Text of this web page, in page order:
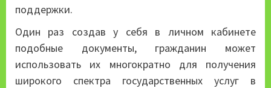
поддержки.
Один раз создав у себя в личном кабинете
подобные документы, гражданин может
использовать их многократно для получения
широкого спектра государственных услуг в